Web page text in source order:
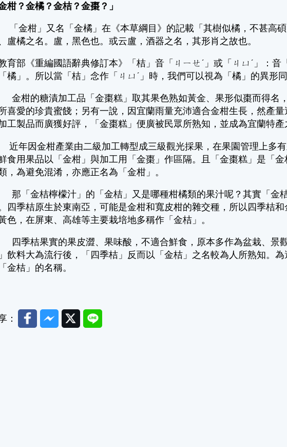
金柑？金橘？金桔？金棗？」
金柑」又名「金橘」在《本草綱目》的記載「其樹似橘，不甚高碩
盧橘之名。盧，黑色也。或云盧，酒器之名，其形肖之故也。
育部《重編國語辭典修訂本》「桔」音「ㄐㄧㄝˊ」或「ㄐㄩˊ」：音
橘」。所以當「桔」念作「ㄐㄩˊ」時，我們可以視為「橘」的異形
柑的糖漬加工品「金棗糕」取其果色熟如黃金、果形似棗而得名
喜愛的珍貴蜜餞；另有一說，因宜蘭雨量充沛適合金柑生長，然產
工製品而廣獲好評，「金棗糕」便廣被民眾所熟知，並成為宜蘭特
年因金柑產業由二級加工轉型成三級觀光採果，在果園管理上多有
食用果品以「金柑」與加工用「金棗」作區隔。且「金棗糕」是「
，為避免混淆，亦應正名為「金柑」。
「金桔檸檬汁」的「金桔」又是哪種柑橘類的果汁呢？其實「金
四季桔原生於東南亞，可能是金柑和寬皮柑的雜交種，所以四季桔
色，在屏東、高雄等主要栽培地多稱作「金桔」。
季桔果實的果皮澀、果味酸，不適合鮮食，原本多作為盆栽、景
飲料大為流行後，「四季桔」反而以「金桔」之名較為人所熟知。
金桔」的名稱。
： FacebookMessenger
TwitterLine